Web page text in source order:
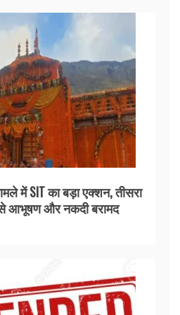
में SIT का बड़ा एक्शन, तीसरा
से आभूषण और नकदी बरामद